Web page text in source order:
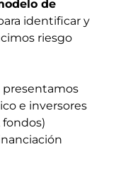
de
identificar y
riesgo
presentamos
e inversores
fondos)